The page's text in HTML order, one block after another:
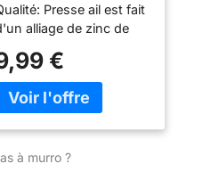
temps, il est très
à nettoyer, il suffit
le rincer à l'eau claire
ou de le mettre au lave-
vaisselle pour le nettoyer.
choix de cadeau] —
Le presse-ail peut
être non seulement une
Hachoir à Ail
Facile à
et
Argenté
Presse ail est fait
alliage de zinc de
avec une
capacité pour
extraire plus de pâte d'ail
résistant à la
€
à murro ?